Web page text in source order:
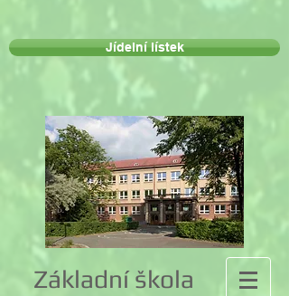
Jídelní lístek
Základní škola